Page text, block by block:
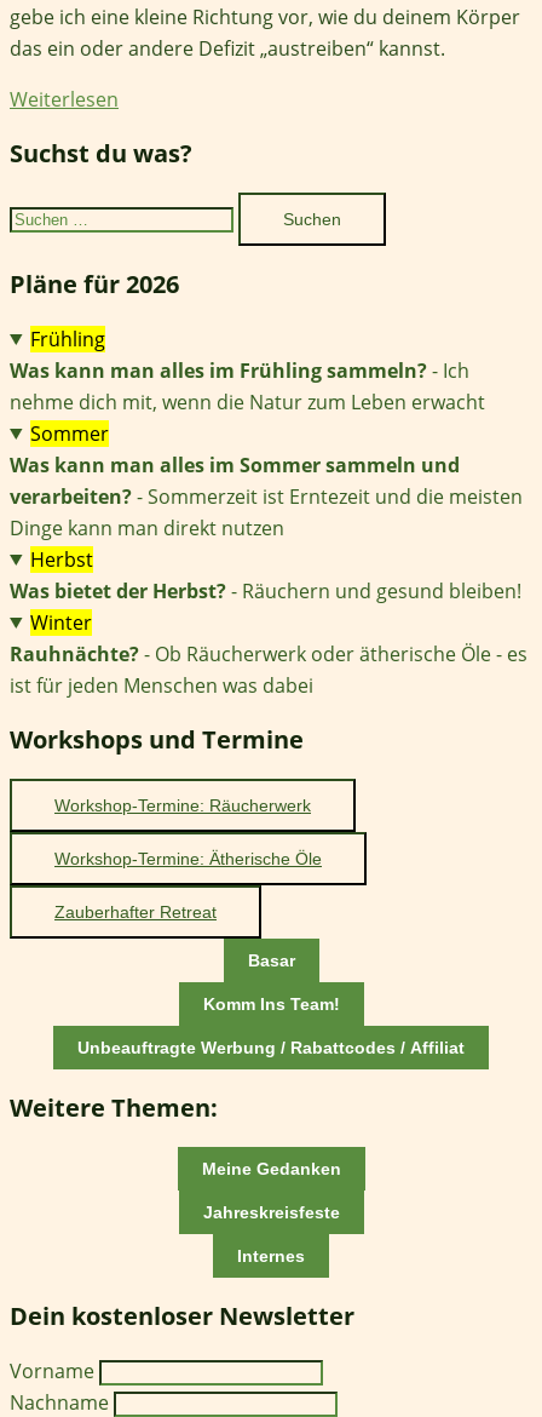
gebe ich eine kleine Richtung vor, wie du deinem Körper
das ein oder andere Defizit „austreiben“ kannst.
Weiterlesen
Suchst du was?
Suchen
nach:
Pläne für 2026
Frühling
Was kann man alles im Frühling sammeln?- Ich
nehme dich mit, wenn die Natur zum Leben erwacht
Sommer
Was kann man alles im Sommer sammeln und
verarbeiten?- Sommerzeit ist Erntezeit und die meisten
Dinge kann man direkt nutzen
Herbst
Was bietet der Herbst?- Räuchern und gesund bleiben!
Winter
Rauhnächte?- Ob Räucherwerk oder ätherische Öle - es
ist für jeden Menschen was dabei
Workshops und Termine
Workshop-Termine: Räucherwerk
Workshop-Termine: Ätherische Öle
Zauberhafter Retreat
Basar
Komm Ins Team!
Unbeauftragte Werbung / Rabattcodes / Affiliat
Weitere Themen:
Meine Gedanken
Jahreskreisfeste
Internes
Dein kostenloser Newsletter
Vorname
Nachname